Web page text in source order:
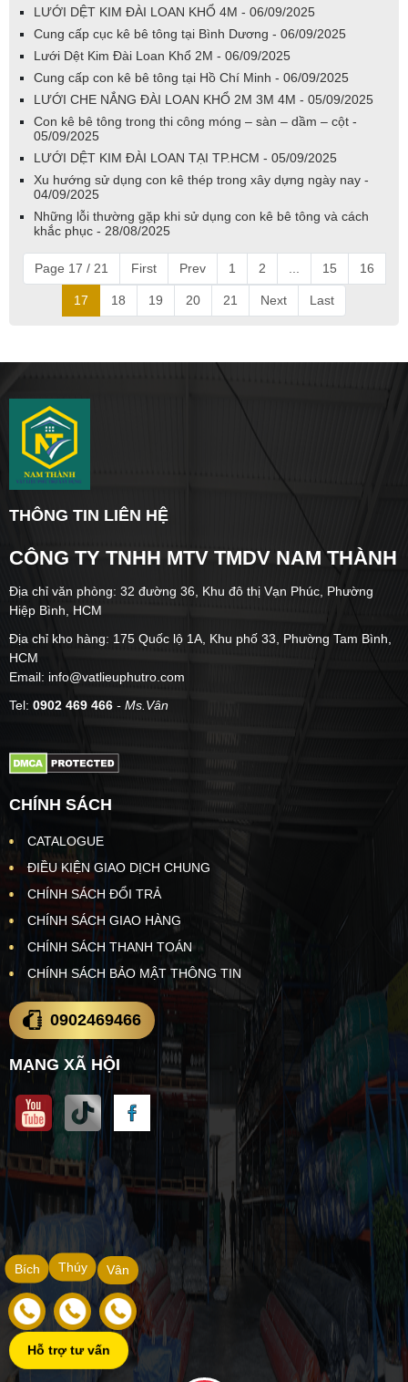
LƯỚI DỆT KIM ĐÀI LOAN KHỔ 4M - 06/09/2025
Cung cấp cục kê bê tông tại Bình Dương - 06/09/2025
Lưới Dệt Kim Đài Loan Khổ 2M - 06/09/2025
Cung cấp con kê bê tông tại Hồ Chí Minh - 06/09/2025
LƯỚI CHE NẮNG ĐÀI LOAN KHỔ 2M 3M 4M - 05/09/2025
Con kê bê tông trong thi công móng – sàn – dầm – cột -
05/09/2025
LƯỚI DỆT KIM ĐÀI LOAN TẠI TP.HCM - 05/09/2025
Xu hướng sử dụng con kê thép trong xây dựng ngày nay -
04/09/2025
Những lỗi thường gặp khi sử dụng con kê bê tông và cách
khắc phục - 28/08/2025
Page 17 / 21 First Prev 1 2 ... 15 16
17 18 19 20 21 Next Last
THÔNG TIN LIÊN HỆ
CÔNG TY TNHH MTV TMDV NAM THÀNH
Địa chỉ văn phòng: 32 đường 36, Khu đô thị Vạn Phúc, Phường
Hiệp Bình, HCM
Địa chỉ kho hàng: 175 Quốc lộ 1A, Khu phố 33, Phường Tam Bình,
HCM
Email: info@vatlieuphutro.com
Tel: 0902 469 466 - Ms.Vân
CHÍNH SÁCH
CATALOGUE
ĐIỀU KIỆN GIAO DỊCH CHUNG
CHÍNH SÁCH ĐỔI TRẢ
CHÍNH SÁCH GIAO HÀNG
CHÍNH SÁCH THANH TOÁN
CHÍNH SÁCH BẢO MẬT THÔNG TIN
0902469466
MẠNG XÃ HỘI
Vân
Thúy
Bích
Hỗ trợ tư vấn